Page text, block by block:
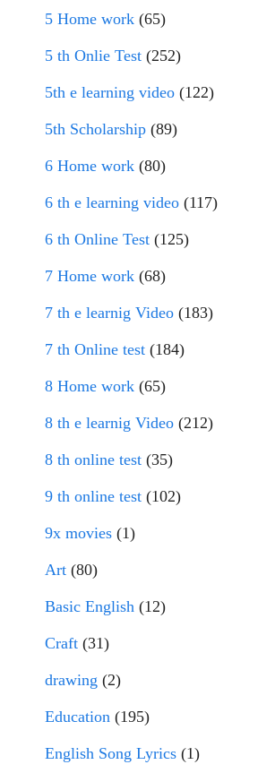
5 Home work (65)
5 th Onlie Test (252)
5th e learning video (122)
5th Scholarship (89)
6 Home work (80)
6 th e learning video (117)
6 th Online Test (125)
7 Home work (68)
7 th e learnig Video (183)
7 th Online test (184)
8 Home work (65)
8 th e learnig Video (212)
8 th online test (35)
9 th online test (102)
9x movies (1)
Art (80)
Basic English (12)
Craft (31)
drawing (2)
Education (195)
English Song Lyrics (1)